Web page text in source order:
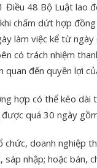
Điều 48 Bộ Luật lao
chấm dứt hợp
làm việc kể từ
có trách nhiệm
quan đến quyền lợi
hợp có thể kéo dài
quá 30 ngày
doanh nghiệp
sáp nhập; hoặc bán,